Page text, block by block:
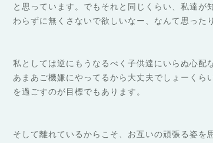
と思っています。でもそれと同じくらい、私達が
わらずに無くさないで欲しいなー、なんて思った
私としては逆にもうなるべく子供達にいらぬ心配
あまあご機嫌にやってるから大丈夫でしょーくら
を過ごすのが目標でもあります。
そして離れているからこそ、お互いの頑張る姿を